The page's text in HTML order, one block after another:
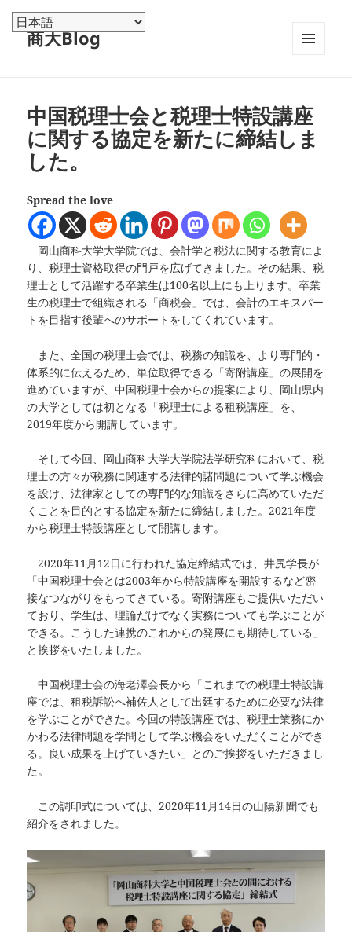
商大Blog
ット
中国税理士会と税理士特設講座
に関する協定を新たに締結しま
した。
Spread the love
岡山商科大学大学院では、会計学と税法に関する教育によ
り、税理士資格取得の門戸を広げてきました。その結果、税
理士として活躍する卒業生は100名以上にも上ります。卒業
生の税理士で組織される「商税会」では、会計のエキスパー
トを目指す後輩へのサポートをしてくれています。
また、全国の税理士会では、税務の知識を、より専門的・
体系的に伝えるため、単位取得できる「寄附講座」の展開を
進めていますが、中国税理士会からの提案により、岡山県内
の大学としては初となる「税理士による租税講座」を、
2019年度から開講しています。
そして今回、岡山商科大学大学院法学研究科において、税
理士の方々が税務に関連する法律的諸問題について学ぶ機会
を設け、法律家としての専門的な知識をさらに高めていただ
くことを目的とする協定を新たに締結しました。2021年度
から税理士特設講座として開講します。
2020年11月12日に行われた協定締結式では、井尻学長が
「中国税理士会とは2003年から特設講座を開設するなど密
接なつながりをもってきている。寄附講座もご提供いただい
ており、学生は、理論だけでなく実務についても学ぶことが
できる。こうした連携のこれからの発展にも期待している」
と挨拶をいたしました。
中国税理士会の海老澤会長から「これまでの税理士特設講
座では、租税訴訟へ補佐人として出廷するために必要な法律
を学ぶことができた。今回の特設講座では、税理士業務にか
かわる法律問題を学問として学ぶ機会をいただくことができ
る。良い成果を上げていきたい」とのご挨拶をいただきまし
た。
この調印式については、2020年11月14日の山陽新聞でも
紹介をされました。